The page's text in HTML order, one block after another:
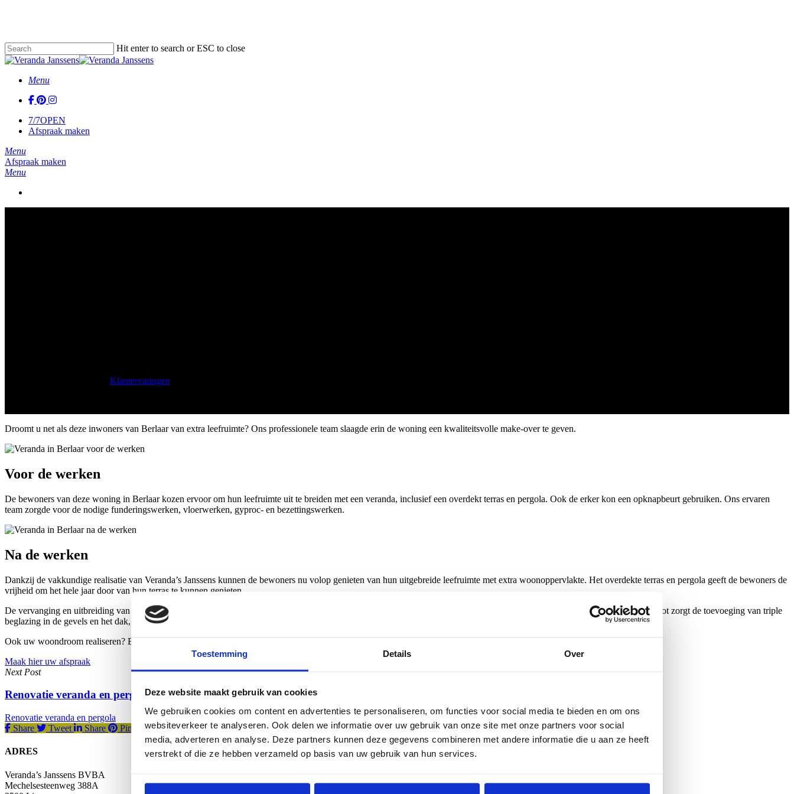
Toestemming Details Over
Deze website maakt gebruik van cookies
We gebruiken cookies om content en advertenties te personaliseren, om functies voor social media te bieden en om ons
websiteverkeer te analyseren. Ook delen we informatie over uw gebruik van onze site met onze partners voor social
media, adverteren en analyse. Deze partners kunnen deze gegevens combineren met andere informatie die u aan ze heeft
verstrekt of die ze hebben verzameld op basis van uw gebruik van hun services.
content
Hit enter to search or ESC to close
Close
Menu
facebook
pinterestinstagram
7/7OPEN
Afspraak maken
Menu
Afspraak maken
Menu
Klantervaringen
Droomt u net als deze inwoners van Berlaar van extra leefruimte? Ons professionele team slaagde erin de woning een kwaliteitsvolle make-over te geven.
Voor de werken
De bewoners van deze woning in Berlaar kozen ervoor om hun leefruimte uit te breiden met een veranda, inclusief een overdekt terras en pergola. Ook de erker kon een opknapbeurt gebruiken. Ons ervaren
team zorgde voor de nodige funderingswerken, vloerwerken, gyproc- en bezettingswerken.
Na de werken
Dankzij de vakkundige realisatie van Veranda’s Janssens kunnen de bewoners nu volop genieten van hun uitgebreide leefruimte met extra woonoppervlakte. Het overdekte terras en pergola geeft de bewoners de
vrijheid om het hele jaar door van hun terras te kunnen genieten.
De vervanging en uitbreiding van de erker hebben tot een groter harmonieus geheel geleid, terwijl de vernieuwde keuken naadloos is geïntegreerd met de nieuwe veranda. Tot slot zorgt de toevoeging van triple
beglazing in de gevels en het dak, samen met het sunstop glas op het dakglas, voor een optimale temperatuurregulatie gedurende het hele jaar.
Ook uw woondroom realiseren? Breng een bezoek aan onze showroom en wij helpen u graag verder.
Maak hier uw afspraak
Next Post
Renovatie veranda en pergola
Renovatie veranda en pergola
Share
Tweet Share Pin
ADRES
Veranda’s Janssens BVBA
Mechelsesteenweg 388A